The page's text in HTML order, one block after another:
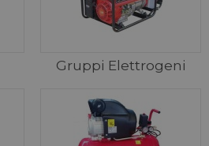
Gruppi Elettrogeni